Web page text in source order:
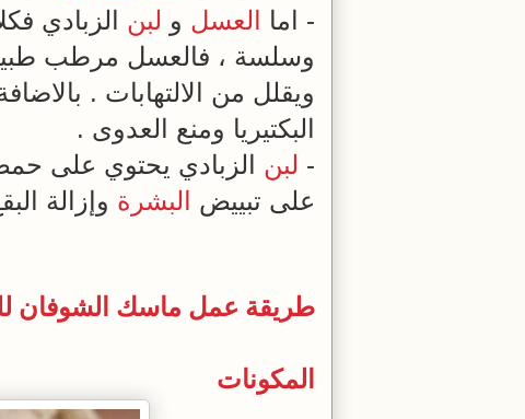
- اما
العسل و لبن الزبادي
وسلسة ، فالعسل مرطب
ويقلل من الالتهابات .
البكتيريا ومنع العدوى .
- لبن الزبادي يحتوي على
على تبييض
البشرة وإزالة
طريقة عمل ماسك الشوفان
المكونات